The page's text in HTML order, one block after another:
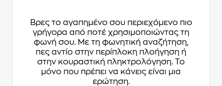
Βρες το αγαπημένο σου περιεχόμενο πιο
γρήγορα από ποτέ χρησιμοποιώντας τη
φωνή σου. Με τη φωνητική αναζήτηση,
πες αντίο στην περίπλοκη πλοήγηση ή
στην κουραστική πληκτρολόγηση. Το
μόνο που πρέπει να κάνεις είναι μια
ερώτηση.